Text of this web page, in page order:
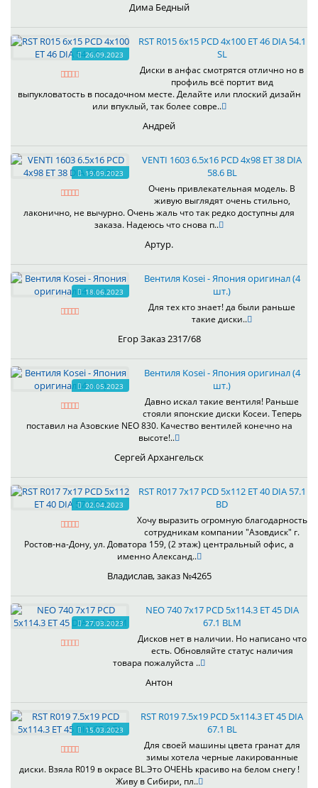
Дима Бедный
26.09.2023
RST R015 6x15 PCD 4x100 ET 46 DIA 54.1
SL
Диски в анфас смотрятся отлично но в
профиль всё портит вид
выпукловатость в посадочном месте. Делайте или плоский дизайн
или впуклый, так более совре..
Андрей
19.09.2023
VENTI 1603 6.5x16 PCD 4x98 ET 38 DIA
58.6 BL
Очень привлекательная модель. В
живую выглядят очень стильно,
лаконично, не вычурно. Очень жаль что так редко доступны для
заказа. Надеюсь что снова п..
Артур.
18.06.2023
Вентиля Kosei - Япония оригинал (4
шт.)
Для тех кто знает! да были раньше
такие диски..
Егор Заказ 2317/68
20.05.2023
Вентиля Kosei - Япония оригинал (4
шт.)
Давно искал такие вентиля! Раньше
стояли японские диски Косеи. Теперь
поставил на Азовские NEO 830. Качество вентилей конечно на
высоте!..
Сергей Архангельск
02.04.2023
RST R017 7x17 PCD 5x112 ET 40 DIA 57.1
BD
Хочу выразить огромную благодарность
сотрудникам компании "Азовдиск" г.
Ростов-на-Дону, ул. Доватора 159, (2 этаж) центральный офис, а
именно Александ..
Владислав, заказ №4265
27.03.2023
NEO 740 7x17 PCD 5x114.3 ET 45 DIA
67.1 BLM
Дисков нет в наличии. Но написано что
есть. Обновляйте статус наличия
товара пожалуйста ..
Антон
15.03.2023
RST R019 7.5x19 PCD 5x114.3 ET 45 DIA
67.1 BL
Для своей машины цвета гранат для
зимы хотела черные лакированные
диски. Взяла R019 в окрасе BL.Это ОЧЕНЬ красиво на белом снегу !
Живу в Сибири, пл..